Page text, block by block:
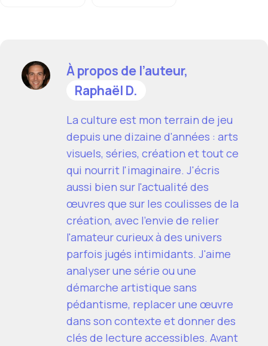
À propos de l’auteur,
Raphaël D.
La culture est mon terrain de jeu
depuis une dizaine d'années : arts
visuels, séries, création et tout ce
qui nourrit l'imaginaire. J'écris
aussi bien sur l'actualité des
œuvres que sur les coulisses de la
création, avec l'envie de relier
l'amateur curieux à des univers
parfois jugés intimidants. J'aime
analyser une série ou une
démarche artistique sans
pédantisme, replacer une œuvre
dans son contexte et donner des
clés de lecture accessibles. Avant